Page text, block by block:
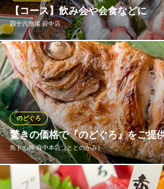
【コース】飲み会や会食などに
四十八漁場 府中店
様々なシチュエーションでご利用いた
※こちらは夜のみのこだわりです。
四十八漁場 府中店
旬鮮魚の海鮮居酒屋
京王線府中駅南口 徒歩3分
東京都府中市宮西町2-1-8 宮西KBビル 2F
驚きの価格で『のどぐろ』をご提
魚トの神 府中本店（ととのかみ）
のどぐろ
当店のモットーは、魚介を可能な限り“